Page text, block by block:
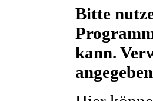
Bitte
kann.